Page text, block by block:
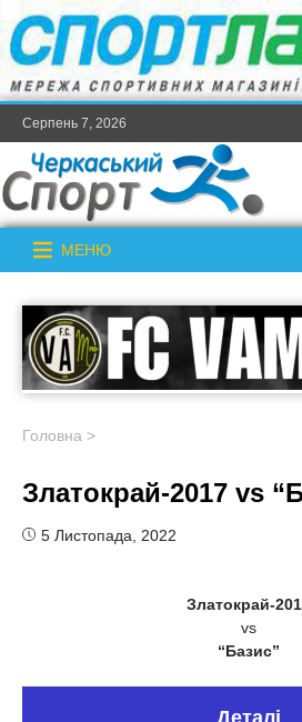
Серпень 7, 2026
МЕНЮ
Головна >
Златокрай-2017 vs
5 Листопада, 2022
Златокрай-
vs
“Базис”
Деталі